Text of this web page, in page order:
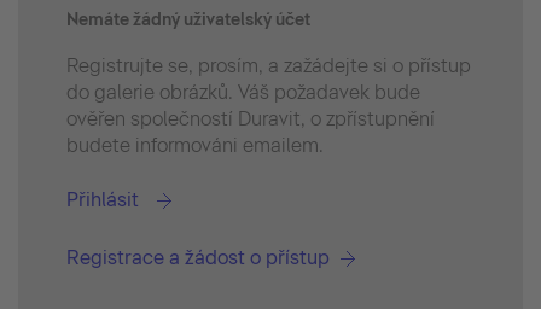
Nemáte žádný uživatelský účet
Registrujte se, prosím, a zažádejte si o přístup
do galerie obrázků. Váš požadavek bude
ověřen společností Duravit, o zpřístupnění
budete informováni emailem.
Přihlásit
Registrace a žádost o přístup